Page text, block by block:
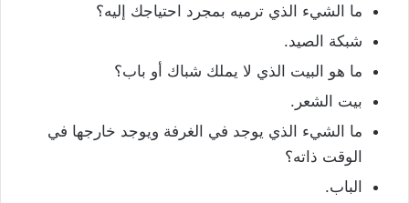
ما الشيء الذي ترميه بمجرد احتياجك إليه؟
شبكة الصيد.
ما هو البيت الذي لا يملك شباك أو باب؟
بيت الشعر.
ما الشيء الذي يوجد في الغرفة ويوجد خارجها في
الوقت ذاته؟
الباب.